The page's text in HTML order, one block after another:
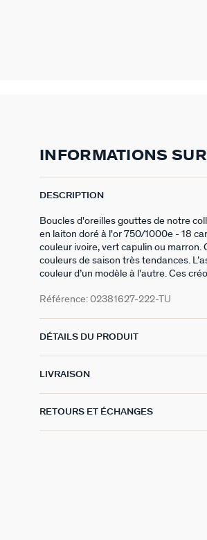
INFORMATIONS
DESCRIPTION
Boucles d'oreilles gouttes de notre
en laiton doré à l'or 750/1000e - 18
couleur ivoire, vert capulin ou
couleurs de saison très tendances.
couleur d’un modèle à l'autre. Ces
Référence: 02381627-222-TU
DÉTAILS DU PRODUIT
LIVRAISON
RETOURS ET ÉCHANGES